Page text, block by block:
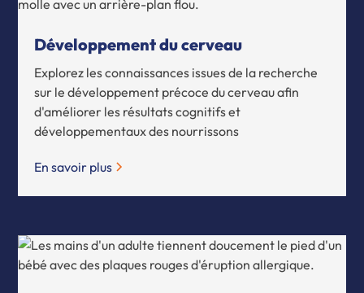
Développement du cerveau
Explorez les connaissances issues de la recherche
sur le développement précoce du cerveau afin
d'améliorer les résultats cognitifs et
développementaux des nourrissons
En savoir plus